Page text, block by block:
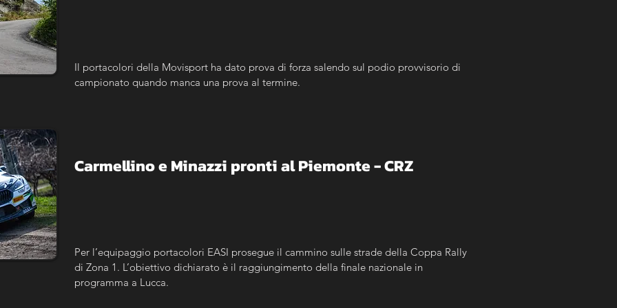
Il portacolori della Movisport ha dato prova di forza salendo sul podio provvisorio di
campionato quando manca una prova al termine.
Carmellino e Minazzi pronti al Piemonte - CRZ
Per l’equipaggio portacolori EASI prosegue il cammino sulle strade della Coppa Rally
di Zona 1. L’obiettivo dichiarato è il raggiungimento della finale nazionale in
programma a Lucca.